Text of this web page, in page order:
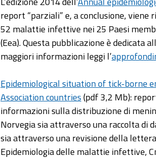
report “parziali” e, a conclusione,
52 malattie infettive nei 25 Paesi
(Eea). Questa pubblicazione è
maggiori informazioni leggi l’
Epidemiological situation of tick-borne
Association countries(pdf 3,2 Mb):
informazioni sulla distribuzione di
Norvegia sia attraverso una raccolta di
sia attraverso una revisione della
Epidemiologia delle malattie infettive,